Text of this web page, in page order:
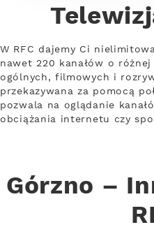
W RFC dajemy Ci
nawet 220 kanałów o
ogólnych, filmowych i
przekazywana za pomocą
pozwala na oglądanie
obciążania internetu czy
Górzno –